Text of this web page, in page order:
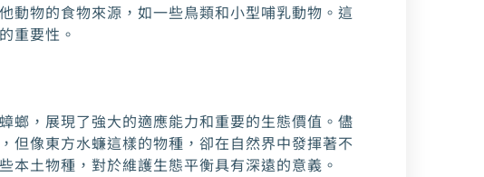
動物的食物來源，如一些鳥類和小型哺乳動物。這
重要性。
螂，展現了強大的適應能力和重要的生態價值。儘
但像東方水蠊這樣的物種，卻在自然界中發揮著不
本土物種，對於維護生態平衡具有深遠的意義。